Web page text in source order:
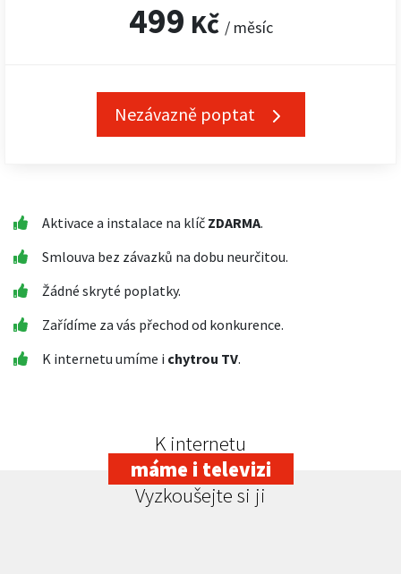
499 Kč / měsíc
Nezávazně poptat
Aktivace a instalace na klíč ZDARMA.
Smlouva bez závazků na dobu neurčitou.
Žádné skryté poplatky.
Zařídíme za vás přechod od konkurence.
K internetu umíme i chytrou TV.
K internetu
máme i televizi
Vyzkoušejte si ji